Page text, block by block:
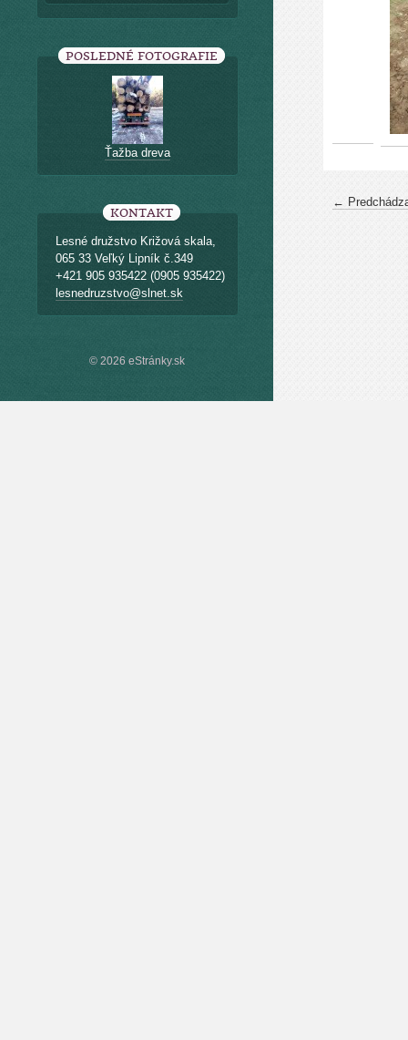
←
POSLEDNÉ FOTOGRAFIE
Ťažba dreva
KONTAKT
Lesné družstvo Križová skala,
065 33 Veľký Lipník č.349
+421 905 935422 (0905 935422)
lesnedruzstvo@slnet.sk
© 2026 eStránky.sk